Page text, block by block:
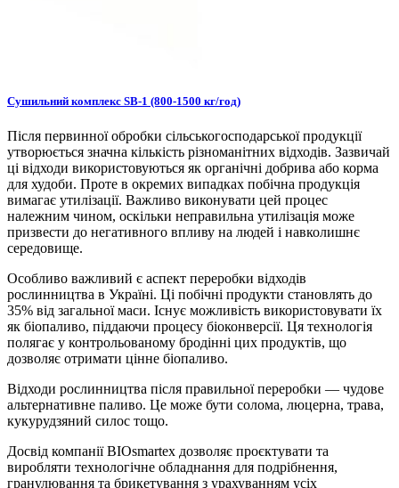
Сушильний комплекс SB-1 (800-1500 кг/год)
Після первинної обробки сільськогосподарської продукції
утворюється значна кількість різноманітних відходів. Зазвичай
ці відходи використовуються як органічні добрива або корма
для худоби. Проте в окремих випадках побічна продукція
вимагає утилізації. Важливо виконувати цей процес
належним чином, оскільки неправильна утилізація може
призвести до негативного впливу на людей і навколишнє
середовище.
Особливо важливий є аспект переробки відходів
рослинництва в Україні. Ці побічні продукти становлять до
35% від загальної маси. Існує можливість використовувати їх
як біопаливо, піддаючи процесу біоконверсії. Ця технологія
полягає у контрольованому бродінні цих продуктів, що
дозволяє отримати цінне біопаливо.
Відходи рослинництва після правильної переробки — чудове
альтернативне паливо. Це може бути солома, люцерна, трава,
кукурудзяний силос тощо.
Досвід компанії BIOsmartex дозволяє проєктувати та
виробляти технологічне обладнання для подрібнення,
гранулювання та брикетування з урахуванням усіх